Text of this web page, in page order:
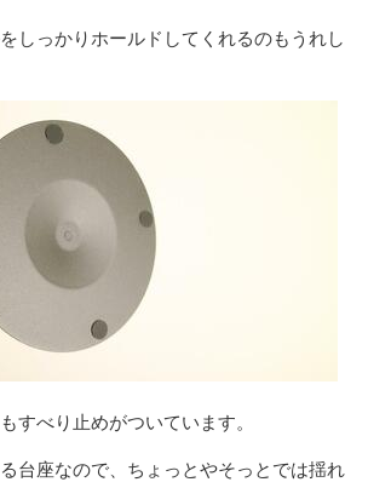
しっかりホールドしてくれるのもうれし
すべり止めがついています。
台座なので、ちょっとやそっとでは揺れ